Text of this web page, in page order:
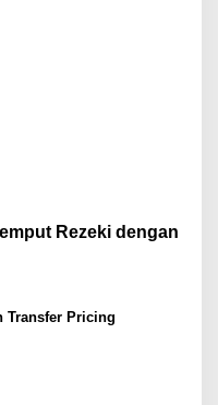
Rezeki dengan
Transfer Pricing